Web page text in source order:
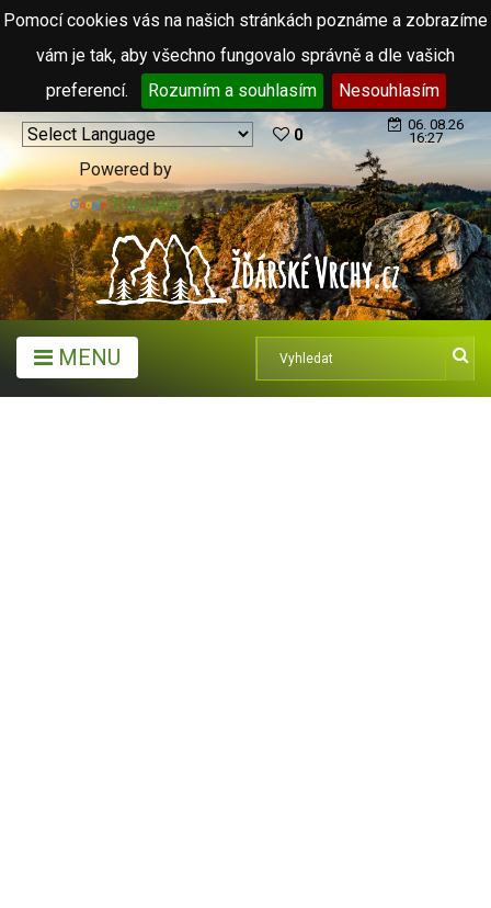
Pomocí cookies vás na našich stránkách poznáme a zobrazíme
vám je tak, aby všechno fungovalo správně a dle vašich
preferencí.
Rozumím a souhlasím Nesouhlasím
Powered by
Translate
0
06. 08.26
16:27
MENU